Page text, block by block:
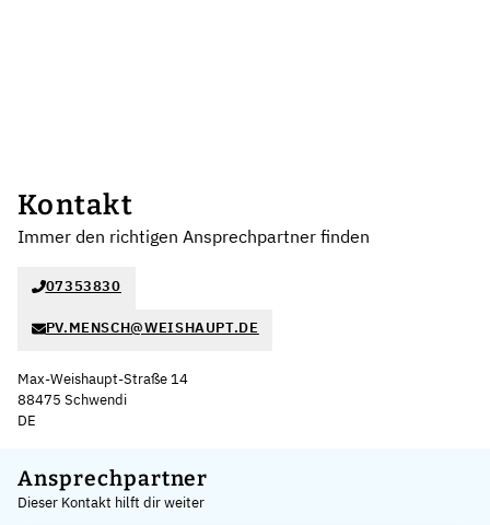
Kontakt
Immer den richtigen Ansprechpartner finden
07353830
PV.MENSCH@WEISHAUPT.DE
Max-Weishaupt-Straße 14
88475 Schwendi
DE
+
−
Ansprechpartner
Dieser Kontakt hilft dir weiter